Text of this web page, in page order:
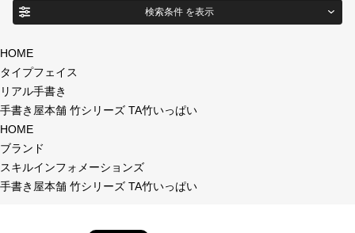
目的別フォントガイド
特集
おすすめ
年間ライセンス商品
検索条件 を表示
商品名
フォント形式
HOME
タイプフェイス
リアル手書き
手書き屋本舗 竹シリーズ TA竹いっぱい
HOME
ブランド
スキルインフォメーションズ
手書き屋本舗 竹シリーズ TA竹いっぱい